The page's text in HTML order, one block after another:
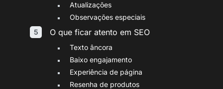
Atualizações
Observações especiais
O que ficar atento em SEO
Texto âncora
Baixo engajamento
Experiência de página
Resenha de produtos